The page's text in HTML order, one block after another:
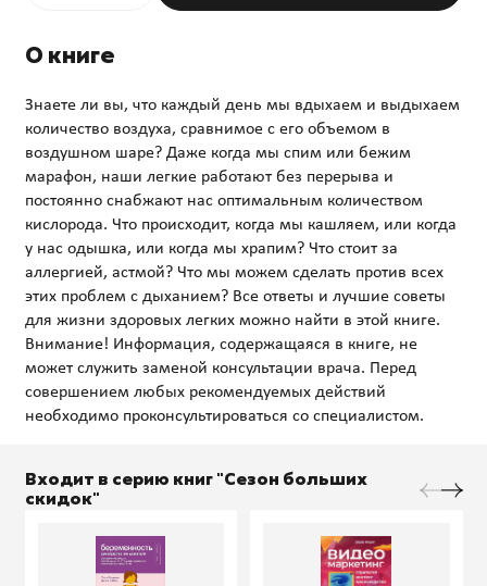
О книге
Знаете ли вы, что каждый день мы вдыхаем и выдыхаем
количество воздуха, сравнимое с его объемом в
воздушном шаре? Даже когда мы спим или бежим
марафон, наши легкие работают без перерыва и
постоянно снабжают нас оптимальным количеством
кислорода. Что происходит, когда мы кашляем, или когда
у нас одышка, или когда мы храпим? Что стоит за
аллергией, астмой? Что мы можем сделать против всех
этих проблем с дыханием? Все ответы и лучшие советы
для жизни здоровых легких можно найти в этой книге.
Внимание! Информация, содержащаяся в книге, не
может служить заменой консультации врача. Перед
совершением любых рекомендуемых действий
Входит в серию книг "Сезон больших
скидок"